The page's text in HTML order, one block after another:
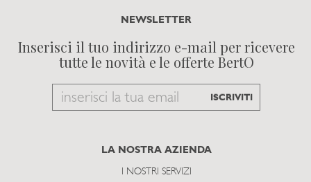
NEWSLETTER
Inserisci il tuo indirizzo e-mail per ricevere
tutte le novità e le offerte BertO
Email
subscribe
ISCRIVITI
LA NOSTRA AZIENDA
I NOSTRI SERVIZI